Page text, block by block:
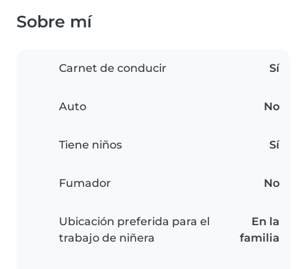
Sobre mí
Carnet de conducir Sí
Auto No
Tiene niños Sí
Fumador No
Ubicación preferida para el
trabajo de niñera
En la
familia